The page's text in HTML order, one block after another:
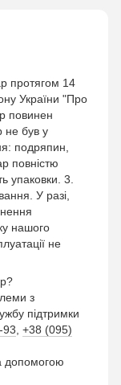
протягом 14
України "Про
повинен
не був у
подряпин,
повністю
упаковки. 3.
У разі,
нашого
не
з
підтримки
93 +38 (095)
допомогою